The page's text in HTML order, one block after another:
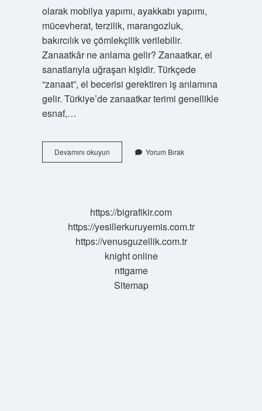
olarak mobilya yapımı, ayakkabı yapımı,
mücevherat, terzilik, marangozluk,
bakırcılık ve çömlekçilik verilebilir.
Zanaatkâr ne anlama gelir? Zanaatkar, el
sanatlarıyla uğraşan kişidir. Türkçede
“zanaat”, el becerisi gerektiren iş anlamına
gelir. Türkiye’de zanaatkar terimi genellikle
esnaf,…
Devamını okuyunZanaat
Yapmak
Yorum Bırak
https://bigrafikir.com
https://yesillerkuruyemis.com.tr
https://venusguzellik.com.tr
knight online
nttgame
Sitemap